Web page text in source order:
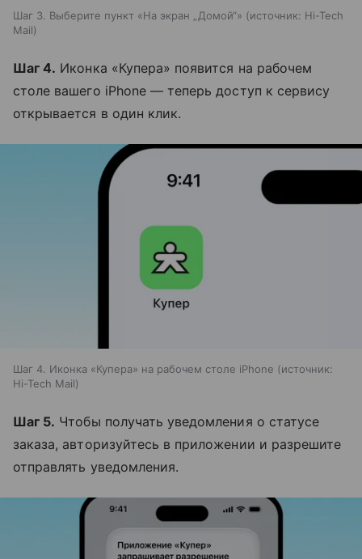
Шаг 3. Выберите пункт «На экран „Домой“» источник: Hi-Tech
Mail
Шаг 4. Иконка «Купера» появится на рабочем
столе вашего iPhone — теперь доступ к сервису
открывается в один клик.
Шаг 4. Иконка «Купера» на рабочем столе iPhone
источник:
Hi-Tech Mail
Шаг 5. Чтобы получать уведомления о статусе
заказа, авторизуйтесь в приложении и разрешите
отправлять уведомления.